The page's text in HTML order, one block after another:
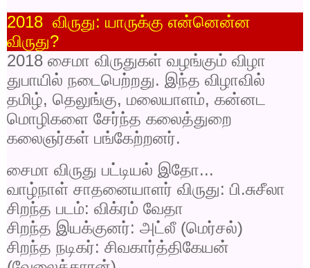
2018 விருது: யாருக்கு என்னென்ன
விருது?
2018 சைமா விருதுகள் வழங்கும் விழா
துபாயில் நடைபெற்றது. இந்த விழாவில்
தமிழ், தெலுங்கு, மலையாளம், கன்னட
மொழிகளை சேர்ந்த கலைத்துறை
கலைஞர்கள் பங்கேற்றனர்.
சைமா விருது பட்டியல் இதோ...
வாழ்நாள் சாதனையாளர் விருது: பி.சுசீலா
சிறந்த படம்: விக்ரம் வேதா
சிறந்த இயக்குனர்: அட்லீ (மெர்சல்)
சிறந்த நடிகர்: சிவகார்த்திகேயன்